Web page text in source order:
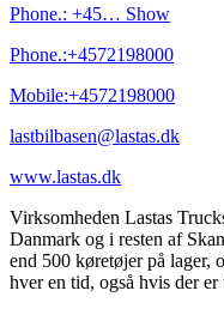
Phone.: +45… Show
Phone.:+4572198000
Mobile:+4572198000
lastbilbasen@lastas.dk
www.lastas.dk
Virksomheden Lastas
Danmark og i resten af
end 500 køretøjer på lager,
hver en tid, også hvis der er